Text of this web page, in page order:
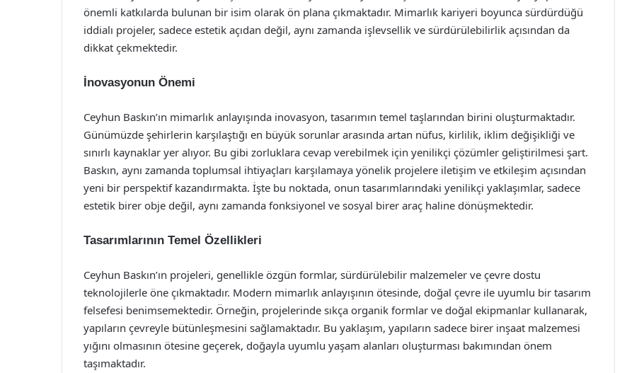
önemli katkılarda bulunan bir isim olarak ön plana çıkmaktadır. Mimarlık kariyeri boyunca sürdürdüğü
iddialı projeler, sadece estetik açıdan değil, aynı zamanda işlevsellik ve sürdürülebilirlik açısından da
dikkat çekmektedir.
İnovasyonun Önemi
Ceyhun Baskın’ın mimarlık anlayışında inovasyon, tasarımın temel taşlarından birini oluşturmaktadır.
Günümüzde şehirlerin karşılaştığı en büyük sorunlar arasında artan nüfus, kirlilik, iklim değişikliği ve
sınırlı kaynaklar yer alıyor. Bu gibi zorluklara cevap verebilmek için yenilikçi çözümler geliştirilmesi şart.
Baskın, aynı zamanda toplumsal ihtiyaçları karşılamaya yönelik projelere iletişim ve etkileşim açısından
yeni bir perspektif kazandırmakta. İşte bu noktada, onun tasarımlarındaki yenilikçi yaklaşımlar, sadece
estetik birer obje değil, aynı zamanda fonksiyonel ve sosyal birer araç haline dönüşmektedir.
Tasarımlarının Temel Özellikleri
Ceyhun Baskın’ın projeleri, genellikle özgün formlar, sürdürülebilir malzemeler ve çevre dostu
teknolojilerle öne çıkmaktadır. Modern mimarlık anlayışının ötesinde, doğal çevre ile uyumlu bir tasarım
felsefesi benimsemektedir. Örneğin, projelerinde sıkça organik formlar ve doğal ekipmanlar kullanarak,
yapıların çevreyle bütünleşmesini sağlamaktadır. Bu yaklaşım, yapıların sadece birer inşaat malzemesi
yığını olmasının ötesine geçerek, doğayla uyumlu yaşam alanları oluşturması bakımından önem
taşımaktadır.